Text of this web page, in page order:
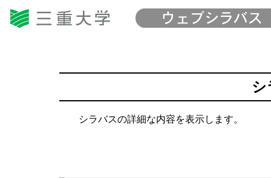
シ
シラバスの詳細な内容を表示します。